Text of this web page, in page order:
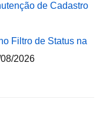
de Cadastro
Filtro de Status na
2026